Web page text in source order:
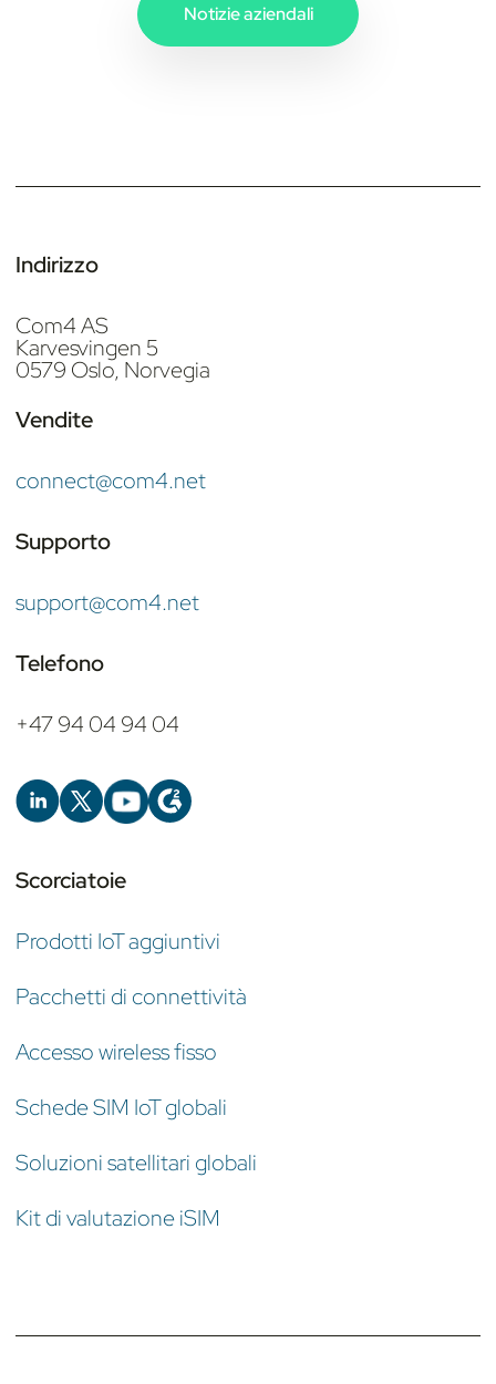
Notizie aziendali
Indirizzo
Com4 AS
Karvesvingen 5
0579 Oslo, Norvegia
Vendite
connect@com4.net
Supporto
support@com4.net
Telefono
+47 94 04 94 04
Scorciatoie
Prodotti IoT aggiuntivi
Pacchetti di connettività
Accesso wireless fisso
Schede SIM IoT globali
Soluzioni satellitari globali
Kit di valutazione iSIM